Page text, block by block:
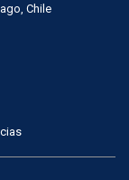
Chile